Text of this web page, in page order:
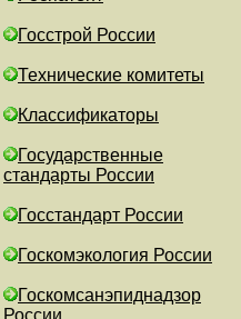
Госстрой России
Технические комитеты
Классификаторы
Государственные
стандарты России
Госстандарт России
Госкомэкология России
Госкомсанэпиднадзор
России